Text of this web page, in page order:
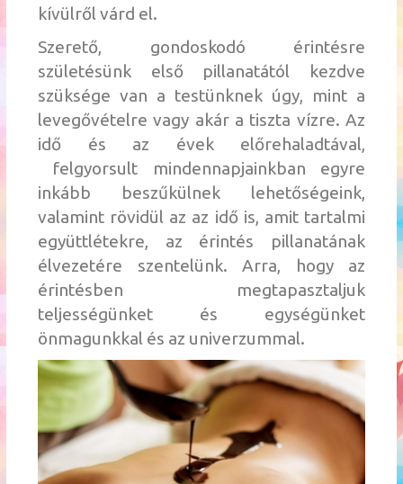
kívülről várd el.
Szerető, gondoskodó érintésre
születésünk első pillanatától kezdve
szüksége van a testünknek úgy, mint a
levegővételre vagy akár a tiszta vízre. Az
idő és az évek előrehaladtával,
felgyorsult mindennapjainkban egyre
inkább beszűkülnek lehetőségeink,
valamint rövidül az az idő is, amit tartalmi
együttlétekre, az érintés pillanatának
élvezetére szentelünk. Arra, hogy az
érintésben megtapasztaljuk
teljességünket és egységünket
önmagunkkal és az univerzummal.